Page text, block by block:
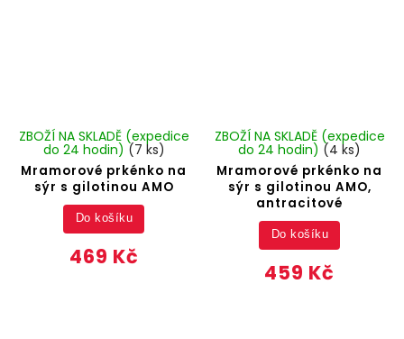
Mramorové prkénko na
sýr s gilotinou AMO
ZBOŽÍ NA SKLADĚ (expedice
do 24 hodin) (7 ks)
469 Kč
Do košíku
Mramorové prkénko na
sýr s gilotinou AMO,
antracitové
ZBOŽÍ NA SKLADĚ (expedice
do 24 hodin) (4 ks)
459 Kč
Do košíku